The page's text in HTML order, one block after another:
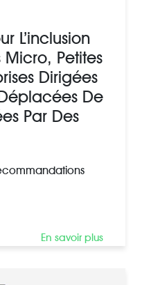
L’inclusion
Micro, Petites
Dirigées
De
Par Des
En savoir plus